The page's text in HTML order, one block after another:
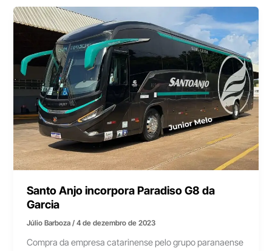
Santo Anjo incorpora Paradiso G8 da
Garcia
Júlio Barboza/4 de dezembro de 2023
Compra da empresa catarinense pelo grupo paranaense